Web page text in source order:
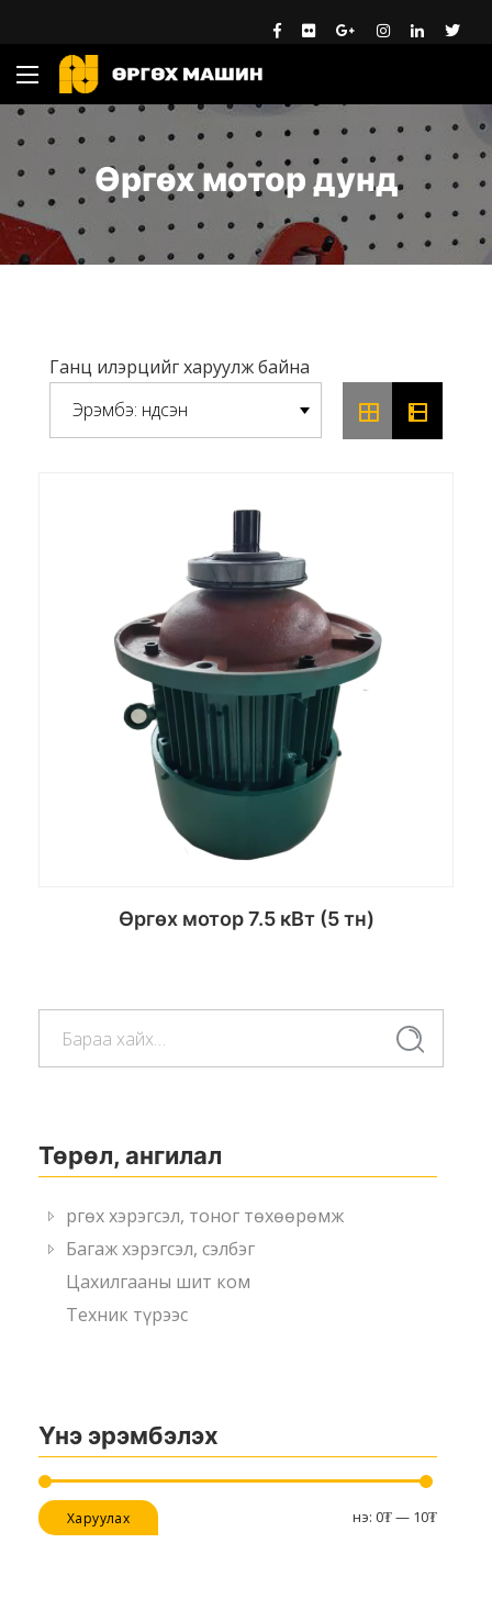
Өргөх мотор дунд
Хайлт
Төрөл, ангилал
Өргөх хэрэгсэл, тоног төхөөрөмж
Багаж хэрэгсэл, сэлбэг
Цахилгааны шит ком
Техник түрээс
Үнэ эрэмбэлэх
Хамгийн
бага
Хамгийн
их
Харуулах Үнэ: 0₮— 10₮
ганц илэрцийг харуулж байна
Өргөх мотор 7.5 кВт (5 тн)